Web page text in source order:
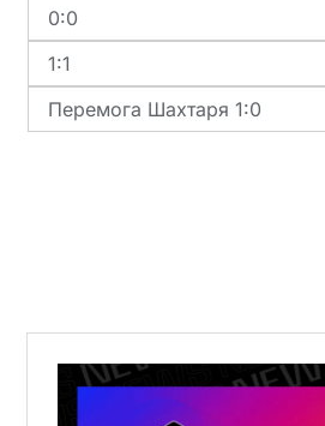
0:0
1:1
Перемога Шахтаря 1:0